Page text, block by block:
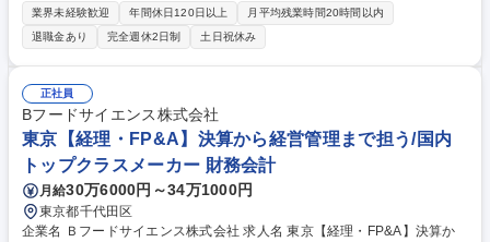
らお任せし、ご経験に応じて日次・月次・年次決算業務までステップアッ
プいただきます。 ■日次業務：請求先登録、与信管理、小口現金管理、出
納管理、印紙・切手管理、経費精算、インボイス制度対応 ■月次業務：請
求書発行、修正仕訳、伝票整理、月次決算整理（経過勘定・仮勘定整
理）、予実対比表作成 ■年次業務：固定資産棚卸、年次決算整理（勘定整
理・確定） 10日・20日・25日・月末の複数の締め日に応じた処理を行い
ながら、月次業務、四半期業務、年次業務へと段階的に対応していきま
す。 募集職種 【経理】プライム上場島津製作所グループ/年休129日/賞与
6.6ヶ月/残業約10h
業界未経験歓迎 年間休日120日以上
月平均残業時間20時間以内
退職金あり
完全週休2日制 土日祝休み
正社員
Bフードサイエンス株式会社
東京【経理・FP&A】決算から経営管理まで担う/国内
トップクラスメーカー 財務会計
月給30万6000円～34万1000円
東京都千代田区
企業名 Ｂフードサイエンス株式会社 求人名 東京【経理・FP&A】決算か